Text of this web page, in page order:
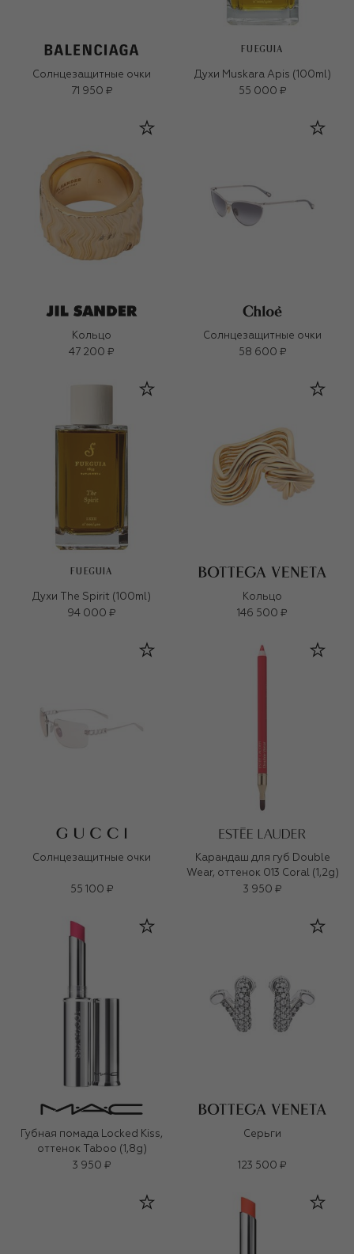
Солнцезащитные очки
71 950 ₽
FUEGUIA
Духи Muskara Apis (100ml)
55 000 ₽
Кольцо
47 200 ₽
Солнцезащитные очки
58 600 ₽
FUEGUIA
Духи The Spirit (100ml)
94 000 ₽
Кольцо
146 500 ₽
Солнцезащитные очки
55 100 ₽
Карандаш для губ Double
Wear, оттенок 013 Coral (1,2g)
3 950 ₽
Губная помада Locked Kiss,
оттенок Taboo (1,8g)
3 950 ₽
Серьги
123 500 ₽